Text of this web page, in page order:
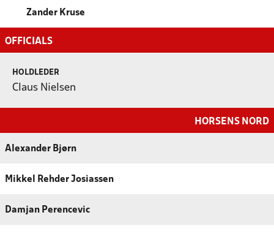
Zander Kruse
OFFICIALS
HOLDLEDER
Claus Nielsen
HORSENS NORD
Alexander Bjørn
Mikkel Rehder Josiassen
Damjan Perencevic